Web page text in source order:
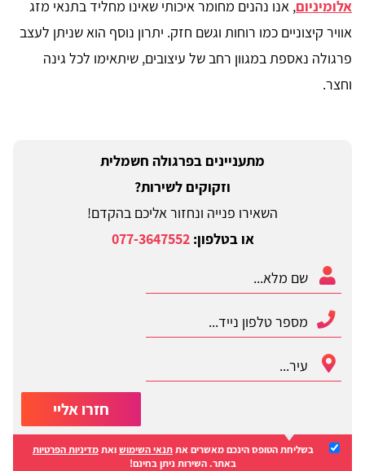
אלומיניום, אנו נהנים מחומר איכותי שאינו מחליד בתנאי מזג
אוויר קיצוניים כמו רוחות וגשם חזק. יתרון נוסף הוא שניתן לעצב
פרגולה נאספת במגוון רחב של עיצובים, שיתאימו לכל גינה
וחצר.
מתעניינים בפרגולה חשמלית
וזקוקים לשירות?
השאירו פנייה ונחזור אליכם בהקדם!
או בטלפון:077-3647552
חזרו אליי
בשליחת הטופס הינכם מאשרים אתתנאי השימושואתמדיניות הפרטיות
באתר. השירות ניתן בחינם!